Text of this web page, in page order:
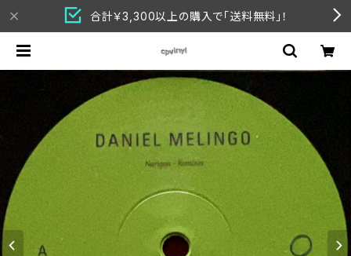
合計￥3,300以上の購入で「送料無料」！